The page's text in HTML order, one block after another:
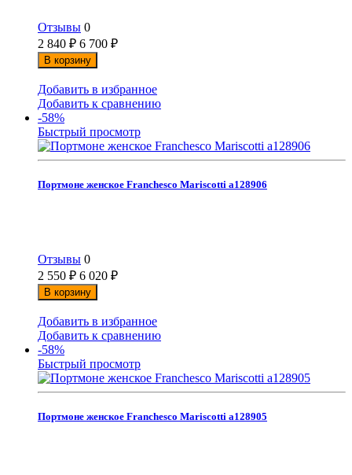
Отзывы 0
2 840 ₽ 6 700 ₽
В корзину
Добавить в избранное
Добавить к сравнению
-58%
Быстрый просмотр
Портмоне женское Franchesco Mariscotti а128906
Отзывы 0
2 550 ₽ 6 020 ₽
В корзину
Добавить в избранное
Добавить к сравнению
-58%
Быстрый просмотр
Портмоне женское Franchesco Mariscotti а128905